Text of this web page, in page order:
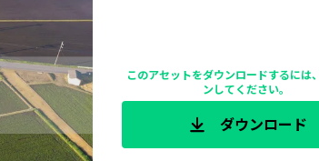
このアセットをダウンロードするには
ンしてください。
ダウンロード